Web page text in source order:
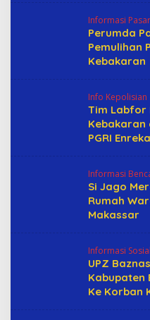
Informasi Pasar
Perumda
Pemulihan
Kebakaran
Info Kepolisian
Tim Labfor
Kebakaran
PGRI
Informasi
Si Jago
Rumah
Makassar
Informasi Sosial
UPZ
Kabupaten
Ke Korban